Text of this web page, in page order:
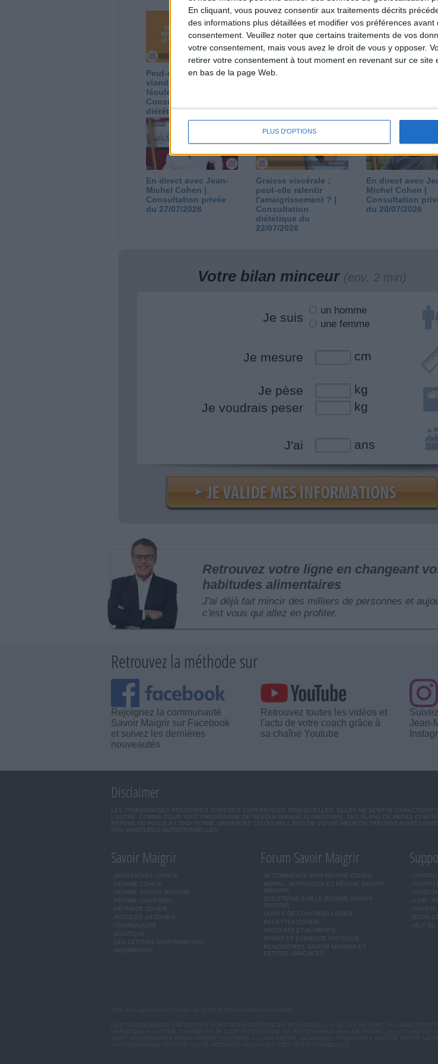
En cliquant, vous pouvez consentir aux traitements décrits
des informations plus détaillées et modifier vos préférences
consentement. Veuillez noter que certains traitements de vos
votre consentement, mais vous avez le droit de vous y opposer.
retirer votre consentement à tout moment en revenant sur ce
en bas de la page Web.
PLUS D'OPTIONS
Peut-on remplacer la
viande par des
féculents ?
Consultation
diététique du
05/08/2026
Le plan à 1600
diététique du
03/08/2026
diététique du
29/07/2026
En direct avec Jean-
Michel Cohen |
Consultation privée
du 27/07/2026
Graisse viscérale :
peut-elle ralentir
l'amaigrissement ? |
Consultation
diététique du
22/07/2026
En direct avec
Michel Cohen |
Consultation
du 20/07/2026
Votre bilan minceur (env. 2 min)
Je suis
un homme
une femme
Je mesure cm
Je pèse
kg
Je voudrais peser
kg
J'ai ans
Retrouvez votre ligne en changeant
habitudes alimentaires
J'ai déjà fait mincir des milliers de personnes et
c'est vous qui allez en profiter.
Retrouvez la méthode sur
Rejoignez la communauté
Savoir Maigrir sur Facebook
et suivez les dernières
nouveautés
Retrouvez toutes les vidéos et
l'actu de votre coach grâce à
sa chaîne Youtube
Jean-
Disclaimer
LES TÉMOIGNAGES PRÉSENTÉS SONT DES EXPÉRIENCES INDIVIDUELLES. ELLES NE SONT NI
L'AUTRE. COMME POUR TOUT PROGRAMME DE RÉÉQUILIBRAGE ALIMENTAIRE, DES PLANS DE REPAS
PERDRE DU POIDS À LONG TERME. DEMANDEZ TOUJOURS L'AVIS DE VOTRE MÉDECIN TRAITANT AVANT
VOS HABITUDES NUTRITIONNELLES.
Savoir Maigrir
JEAN-MICHEL COHEN
RÉGIME COHEN
RÉGIME SAVOIR MAIGRIR
RÉGIME UNIVERSEL
ASTUCES JM COHEN
COMMUNAUTÉ
LES LETTRES D'INFORMATION
INSCRIPTION
Forum Savoir Maigrir
JE COMMENCE MON RÉGIME COHEN
MORAL, MOTIVATION ET RÉGIME SAVOIR
MAIGRIR
QUESTIONS SUR LE RÉGIME SAVOIR
MAIGRIR
OUTILS DE COACHING COHEN
RECETTES COHEN
PRODUITS ET ALIMENTS
SPORT ET EXERCICE PHYSIQUE
RENCONTRES SAVOIR MAIGRIR ET
PETITES ANNONCES
CONTACT
AIDE -
BLOG
MOT